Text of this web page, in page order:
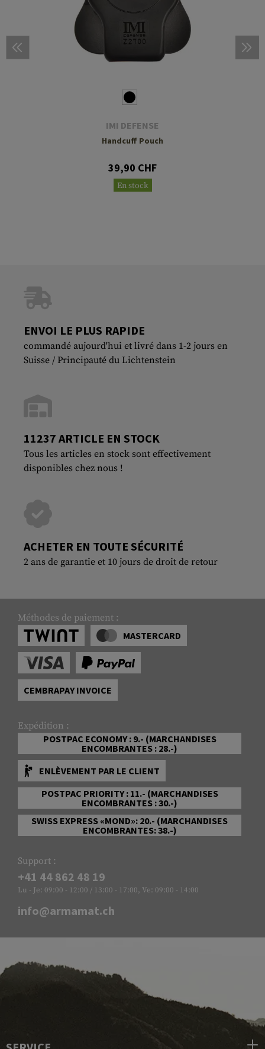
IMI DEFENSE
Handcuff Pouch
39,90 CHF
En stock
ENVOI LE PLUS RAPIDE
commandé aujourd'hui et livré dans 1-2 jours en
Suisse / Principauté du Lichtenstein
11237 ARTICLE EN STOCK
Tous les articles en stock sont effectivement
disponibles chez nous !
ACHETER EN TOUTE SÉCURITÉ
2 ans de garantie et 10 jours de droit de retour
Méthodes de paiement :
MASTERCARD
CEMBRAPAY INVOICE
Expédition :
POSTPAC ECONOMY : 9.- (MARCHANDISES
ENCOMBRANTES : 28.-)
ENLÈVEMENT PAR LE CLIENT
POSTPAC PRIORITY : 11.- (MARCHANDISES
ENCOMBRANTES : 30.-)
SWISS EXPRESS «MOND»: 20.- (MARCHANDISES
ENCOMBRANTES: 38.-)
Support :
+41 44 862 48 19
Lu - Je: 09:00 - 12:00 / 13:00 - 17:00, Ve: 09:00 - 14:00
info@armamat.ch